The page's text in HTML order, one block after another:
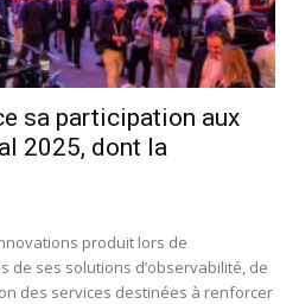
sa participation aux
2025, dont la
produit lors de
ses solutions d’observabilité, de
des services destinées à renforcer